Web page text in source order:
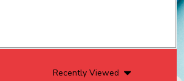
Recently Viewed